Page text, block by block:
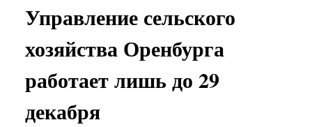
Управление сельского
хозяйства Оренбурга
работает лишь до 29
декабря